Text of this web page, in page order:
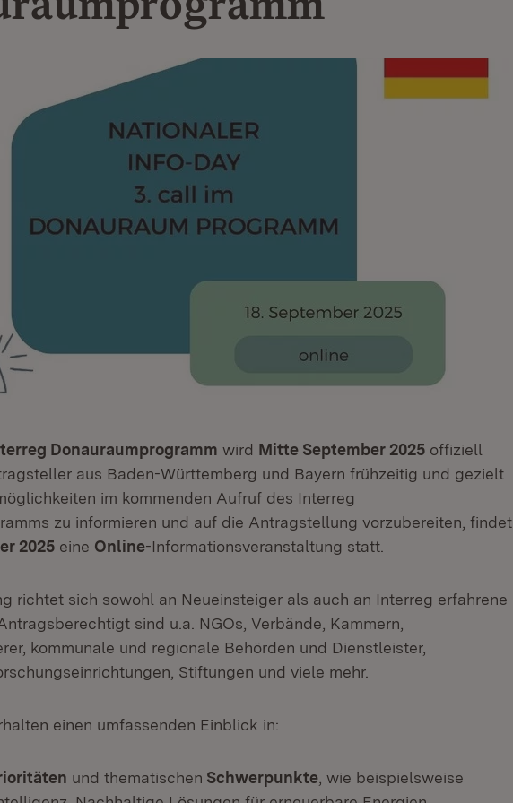
Donauraumprogramm wird Mitte September 2025 offiziell
aus Baden-Württemberg und Bayern frühzeitig und gezielt
im kommenden Aufruf des Interreg
zu informieren und auf die Antragstellung vorzubereiten, findet
2025 eine Online-Informationsveranstaltung statt.
richtet sich sowohl an Neueinsteiger als auch an Interreg erfahrene
sind u.a. NGOs, Verbände, Kammern,
kommunale und regionale Behörden und Dienstleister,
Stiftungen und viele mehr.
einen umfassenden Einblick in:
und thematischen Schwerpunkte , wie beispielsweise